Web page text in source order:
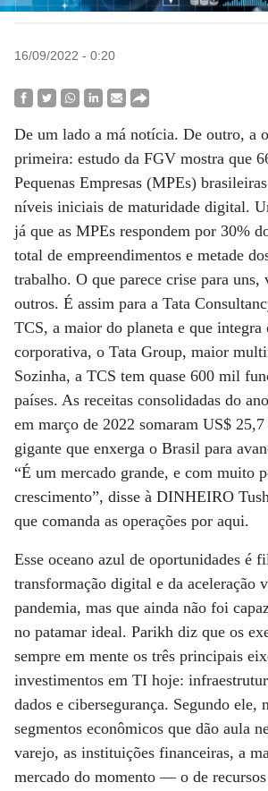
16/09/2022 - 0:20
De um lado a má notícia. De outro, a
primeira: estudo da FGV mostra que
Pequenas Empresas (MPEs)
níveis iniciais de maturidade digital.
já que as MPEs respondem por 30%
total de empreendimentos e metade
trabalho. O que parece crise para uns,
outros. É assim para a Tata
TCS, a maior do planeta e que integra
corporativa, o Tata Group, maior
Sozinha, a TCS tem quase 600 mil
países. As receitas consolidadas do
em março de 2022 somaram US$
gigante que enxerga o Brasil para
“É um mercado grande, e com muito
crescimento”, disse à DINHEIRO
que comanda as operações por aqui.
Esse oceano azul de oportunidades é
transformação digital e da aceleração
pandemia, mas que ainda não foi
no patamar ideal. Parikh diz que os
sempre em mente os três principais
investimentos em TI hoje:
dados e cibersegurança. Segundo ele,
segmentos econômicos que dão aula
varejo, as instituições financeiras, a
mercado do momento — o de